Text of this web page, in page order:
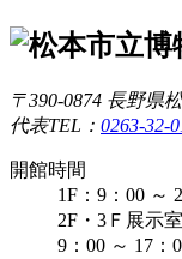
〒390-0874 長野県
代表TEL： 0263-32-
開館時間
1F：9：00 ～
2F・3Ｆ展示
9：00 ～ 17：